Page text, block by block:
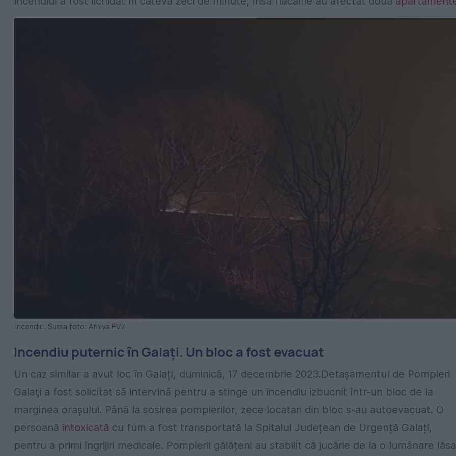
Incendiu. Sursa foto: Arhiva EVZ
Incendiu puternic în Galați. Un bloc a fost evacuat
Un caz similar a avut loc în Galați, duminică, 17 decembrie 2023.Detașamentul de Pompieri
Galaţi a fost solicitat să intervină pentru a stinge un incendiu izbucnit într-un bloc de la
marginea orașului. Până la sosirea pompierilor, zece locatari din bloc s-au autoevacuat. O
persoană intoxicată cu fum a fost transportată la Spitalul Județean de Urgență Galați,
pentru a primi îngrijiri medicale. Pompierii gălățeni au stabilit că jucărie de la o lumânare